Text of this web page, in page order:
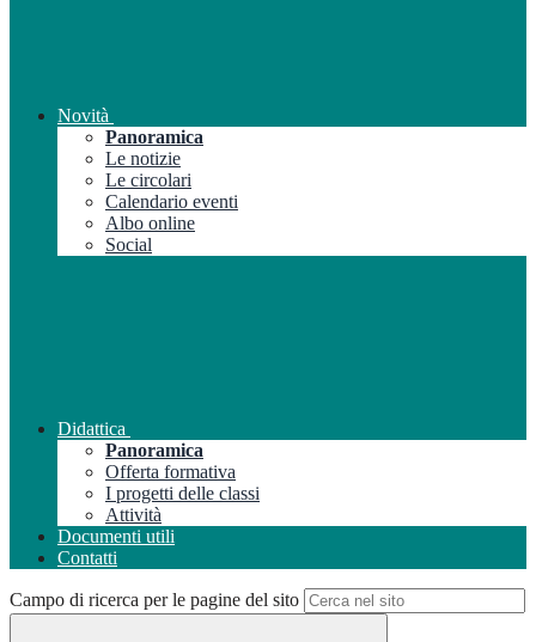
Novità
Panoramica
Le notizie
Le circolari
Calendario eventi
Albo online
Social
Didattica
Panoramica
Offerta formativa
I progetti delle classi
Attività
Documenti utili
Contatti
Campo di ricerca per le pagine del sito